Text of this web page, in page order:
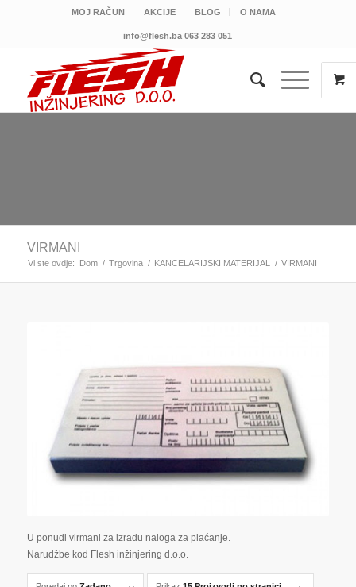
MOJ RAČUN AKCIJE BLOG O NAMA
info@flesh.ba 063 283 051
VIRMANI
Vi ste ovdje: Dom / Trgovina / KANCELARIJSKI MATERIJAL / VIRMANI
U ponudi virmani za izradu naloga za plaćanje.
Narudžbe kod Flesh inžinjering d.o.o.